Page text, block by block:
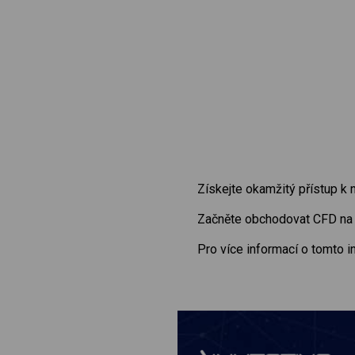
Získejte okamžitý přístup k
Začněte obchodovat CFD na
Pro více informací o tomto